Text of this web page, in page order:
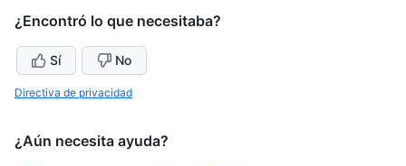
¿Encontró lo que necesitaba?
Sí No
Directiva de privacidad
¿Aún necesita ayuda?